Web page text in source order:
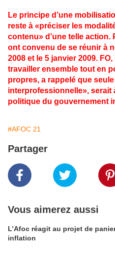
Le principe d’une
reste à «préciser les
contenu» d’une telle
ont convenu de se réunir à
2008 et le 5 janvier 2009.
travailler ensemble tout en
propres, a rappelé que
interprofessionnelle», serait
politique du gouvernement
#AFOC 21
Partager
Vous aimerez aussi
L’Afoc réagit au projet de
inflation